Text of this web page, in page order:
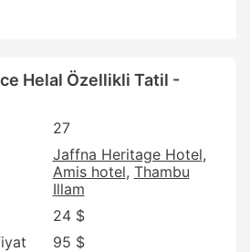
Helal Özellikli Tatil -
27
Jaffna Heritage Hotel
Amis hotel Thambu
Illam
24 $
95 $